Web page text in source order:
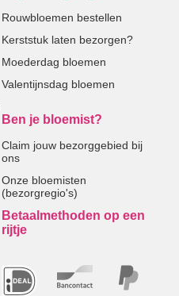
Rouwbloemen bestellen
Kerststuk laten bezorgen?
Moederdag bloemen
Valentijnsdag bloemen
Ben je bloemist?
Claim jouw bezorggebied bij
ons
Onze bloemisten
(bezorgregio's)
Betaalmethoden op een
rijtje